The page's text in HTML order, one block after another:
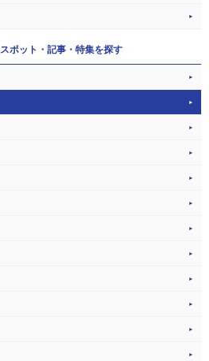
スポット・記事・特集を探す